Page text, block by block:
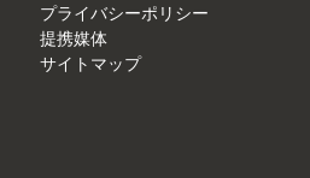
プライバシーポリシー
提携媒体
サイトマップ